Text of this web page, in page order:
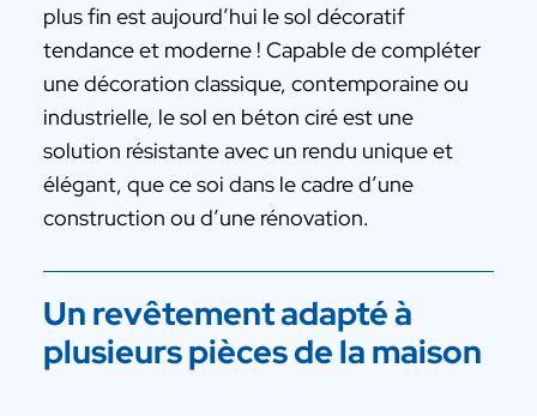
plus fin est aujourd’hui le sol décoratif
tendance et moderne ! Capable de compléter
une décoration classique, contemporaine ou
industrielle, le sol en béton ciré est une
solution résistante avec un rendu unique et
élégant, que ce soi dans le cadre d’une
construction ou d’une rénovation.
Un revêtement adapté à
plusieurs pièces de la maison